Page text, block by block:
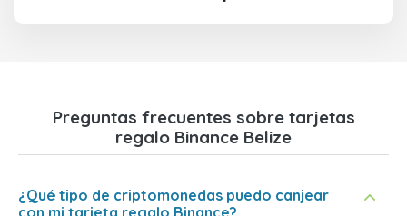
Preguntas frecuentes sobre tarjetas
regalo Binance Belize
¿Qué tipo de criptomonedas puedo canjear
con mi tarjeta regalo Binance?